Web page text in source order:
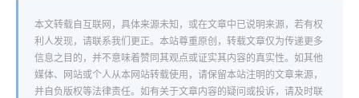
本文转载自互联网，具体来源未知，或在文章中已说明来源，若有权
利人发现，请联系我们更正。本站尊重原创，转载文章仅为传递更多
信息之目的，并不意味着赞同其观点或证实其内容的真实性。如其他
媒体、网站或个人从本网站转载使用，请保留本站注明的文章来源，
并自负版权等法律责任。如有关于文章内容的疑问或投诉，请及时联